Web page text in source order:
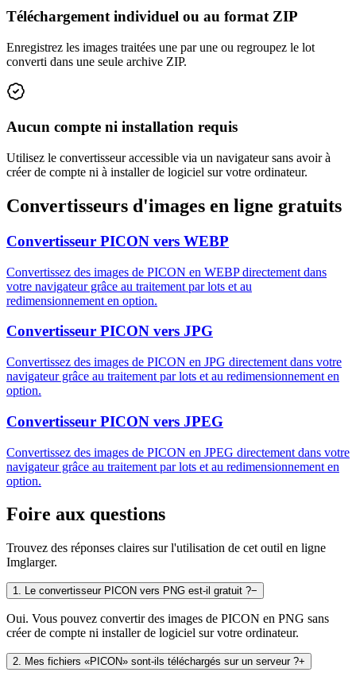
Téléchargement individuel ou au format ZIP
Enregistrez les images traitées une par une ou regroupez le lot
converti dans une seule archive ZIP.
Aucun compte ni installation requis
Utilisez le convertisseur accessible via un navigateur sans avoir à
créer de compte ni à installer de logiciel sur votre ordinateur.
Convertisseurs d'images en ligne gratuits
Convertisseur PICON vers WEBP
Convertissez des images de PICON en WEBP directement dans
votre navigateur grâce au traitement par lots et au
redimensionnement en option.
Convertisseur PICON vers JPG
Convertissez des images de PICON en JPG directement dans votre
navigateur grâce au traitement par lots et au redimensionnement en
option.
Convertisseur PICON vers JPEG
Convertissez des images de PICON en JPEG directement dans votre
navigateur grâce au traitement par lots et au redimensionnement en
option.
Foire aux questions
Trouvez des réponses claires sur l'utilisation de cet outil en ligne
Imglarger.
1. Le convertisseur PICON vers PNG est-il gratuit ?−
Oui. Vous pouvez convertir des images de PICON en PNG sans
créer de compte ni installer de logiciel sur votre ordinateur.
2. Mes fichiers «PICON» sont-ils téléchargés sur un serveur ?+